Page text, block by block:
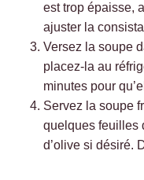
est trop épaisse,
ajuster la
Versez la soupe
placez-la au
minutes pour
Servez la soupe
quelques feuilles
d’olive si désiré.